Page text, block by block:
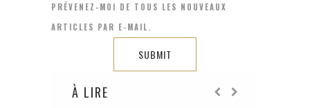
PRÉVENEZ-MOI DE TOUS LES NOUVEAUX
ARTICLES PAR E-MAIL.
À LIRE